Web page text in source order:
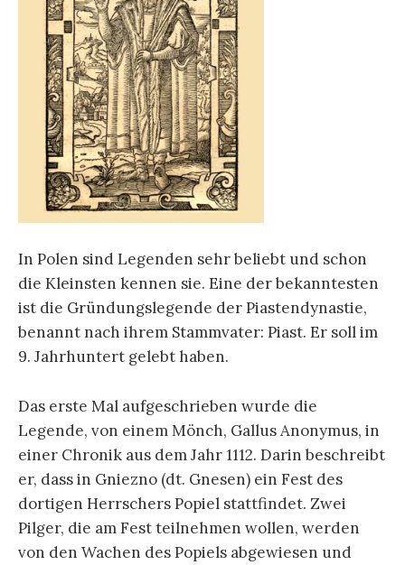
In Polen sind Legenden sehr beliebt und schon
die Kleinsten kennen sie. Eine der bekanntesten
ist die Gründungslegende der Piastendynastie,
benannt nach ihrem Stammvater: Piast. Er soll im
9. Jahrhuntert gelebt haben.
Das erste Mal aufgeschrieben wurde die
Legende, von einem Mönch, Gallus Anonymus, in
einer Chronik aus dem Jahr 1112. Darin beschreibt
er, dass in Gniezno (dt. Gnesen) ein Fest des
dortigen Herrschers Popiel stattfindet. Zwei
Pilger, die am Fest teilnehmen wollen, werden
von den Wachen des Popiels abgewiesen und